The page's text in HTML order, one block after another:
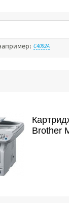
C4092A
Brother